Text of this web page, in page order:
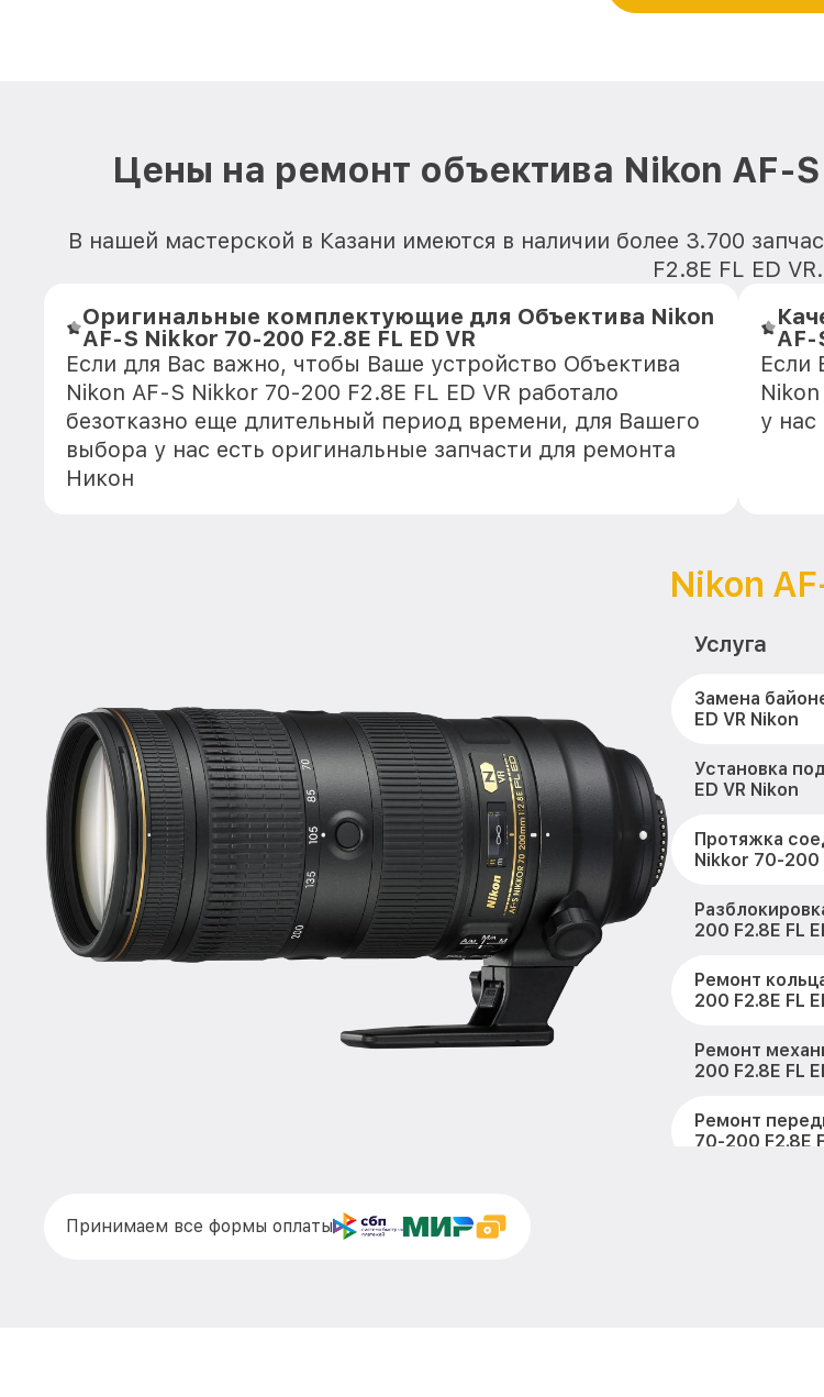
Цены на ремонт объектива Nikon AF-
В нашей мастерской в Казани имеются в наличии более 3.700
F2.8E FL ED VR.
Оригинальные комплектующие для Объектива Nikon
AF-S Nikkor 70-200 F2.8E FL ED VR
Если для Вас важно, чтобы Ваше устройство Объектива
Nikon AF-S Nikkor 70-200 F2.8E FL ED VR работало
безотказно еще длительный период времени, для Вашего
выбора у нас есть оригинальные запчасти для ремонта
Никон
AF-
Если
у
Nikon
Услуга
Замена
ED VR Nikon
Установка
ED VR Nikon
Протяжка
Nikkor 70-200
200 F2.8E FL
Ремонт
200 F2.8E FL
Ремонт
200 F2.8E FL
Ремонт
70-200 F2.8E
Принимаем все формы оплаты